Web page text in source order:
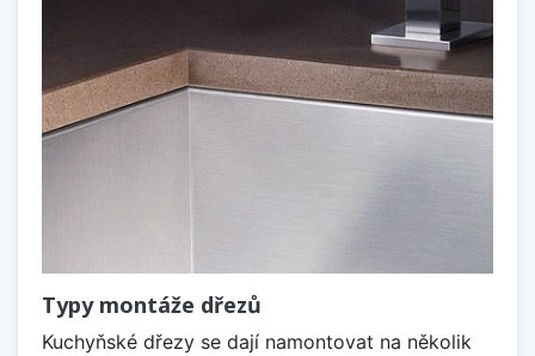
Typy montáže dřezů
Kuchyňské dřezy se dají namontovat na několik